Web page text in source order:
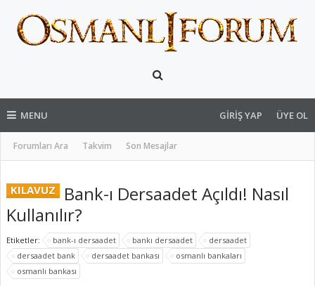
MENU
Forumları Ara Takvim Son Mesajlar
GIRIŞ YAP ÜYE OL
KILAVUZ
Bank-ı Dersaadet Açıldı! Nasıl
Kullanılır?
Etiketler: bank-ı dersaadet bankı dersaadet
dersaadet
dersaadet bank
dersaadet bankası
osmanlı bankaları
osmanlı bankası